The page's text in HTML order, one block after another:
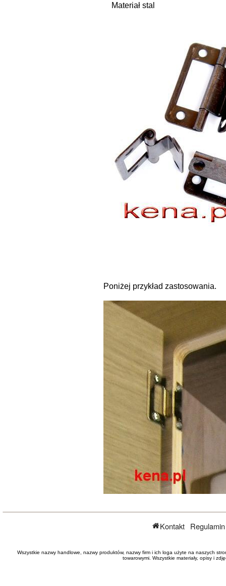
Materiał stal
Poniżej przykład zastosowania.
Kontakt
Wszystkie nazwy handlowe, nazwy produktów, nazwy firm i ich loga użyte na naszych
towarowymi. Wszystkie materiały, opisy i